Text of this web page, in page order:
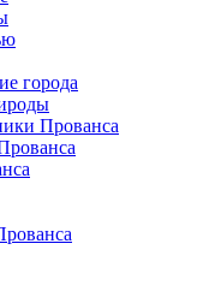
города
Прованса